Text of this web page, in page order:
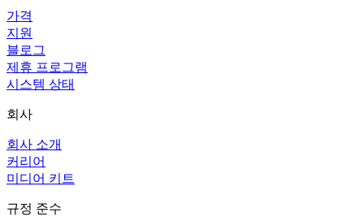
가격
지원
블로그
제휴 프로그램
시스템 상태
회사
회사 소개
커리어
미디어 키트
규정 준수